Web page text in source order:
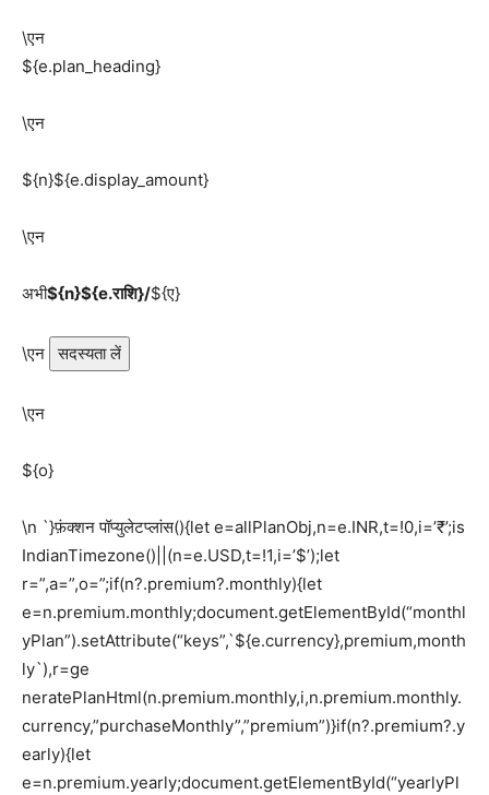
\एन
${e.plan_heading}
\एन
${n}${e.display_amount}
\एन
अभी${n}${e.राशि}/${ए}
\एन सदस्यता लें
\एन
${o}
\n `}फ़ंक्शन पॉप्युलेटप्लांस(){let e=allPlanObj,n=e.INR,t=!0,i=’₹’;is
IndianTimezone()||(n=e.USD,t=!1,i=’$’);let
r=”,a=”,o=”;if(n?.premium?.monthly){let
e=n.premium.monthly;document.getElementById(“monthl
yPlan”).setAttribute(“keys”,`${e.currency},premium,month
ly`),r=ge
neratePlanHtml(n.premium.monthly,i,n.premium.monthly.
currency,”purchaseMonthly”,”premium”)}if(n?.premium?.y
early){let
e=n.premium.yearly;document.getElementById(“yearlyPl